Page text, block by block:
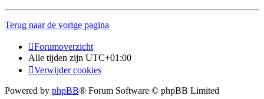
Terug naar de vorige pagina
Forumoverzicht
Alle tijden zijn UTC+01:00
Verwijder cookies
Powered by phpBB® Forum Software © phpBB Limited